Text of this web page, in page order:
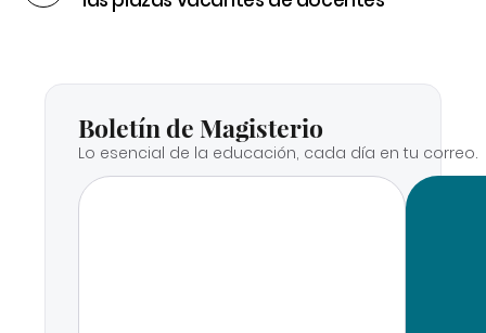
Boletín de Magisterio
Lo esencial de la educación, cada día en tu correo.